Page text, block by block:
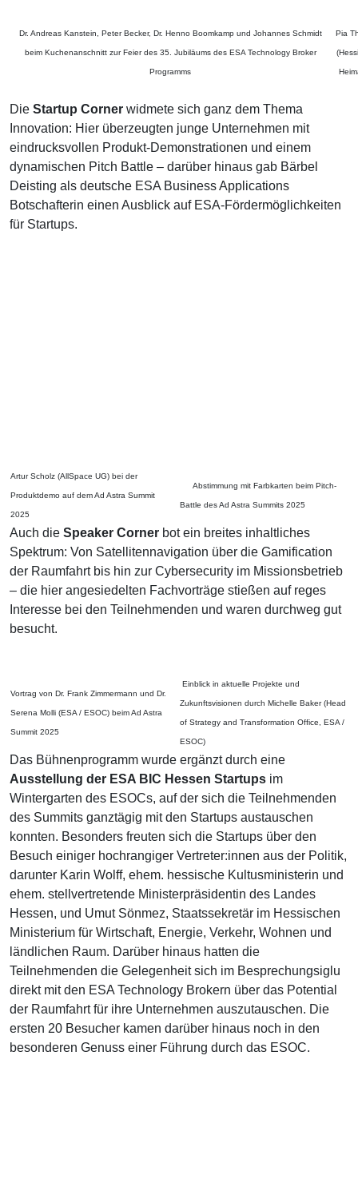
Dr. Andreas Kanstein, Peter Becker, Dr. Henno Boomkamp und Johannes Schmidt
beim Kuchenanschnitt zur Feier des 35. Jubiläums des ESA Technology Broker
Programms
Pia
Die Startup Corner widmete sich ganz dem Thema
Innovation: Hier überzeugten junge Unternehmen mit
eindrucksvollen Produkt-Demonstrationen und einem
dynamischen Pitch Battle – darüber hinaus gab Bärbel
Deisting als deutsche ESA Business Applications
Botschafterin einen Ausblick auf ESA-Fördermöglichkeiten
für Startups.
Artur Scholz (AllSpace UG) bei der
Produktdemo auf dem Ad Astra Summit
2025
Abstimmung mit Farbkarten beim Pitch-
Battle des Ad Astra Summits 2025
Auch die Speaker Corner bot ein breites inhaltliches
Spektrum: Von Satellitennavigation über die Gamification
der Raumfahrt bis hin zur Cybersecurity im Missionsbetrieb
– die hier angesiedelten Fachvorträge stießen auf reges
Interesse bei den Teilnehmenden und waren durchweg gut
besucht.
Vortrag von Dr. Frank Zimmermann und Dr.
Serena Molli (ESA / ESOC) beim Ad Astra
Summit 2025
Einblick in aktuelle Projekte und
Zukunftsvisionen durch Michelle Baker (Head
of Strategy and Transformation Office, ESA /
ESOC)
Das Bühnenprogramm wurde ergänzt durch eine
Ausstellung der ESA BIC Hessen Startups im
Wintergarten des ESOCs, auf der sich die Teilnehmenden
des Summits ganztägig mit den Startups austauschen
konnten. Besonders freuten sich die Startups über den
Besuch einiger hochrangiger Vertreter:innen aus der Politik,
darunter Karin Wolff, ehem. hessische Kultusministerin und
ehem. stellvertretende Ministerpräsidentin des Landes
Hessen, und Umut Sönmez, Staatssekretär im Hessischen
Ministerium für Wirtschaft, Energie, Verkehr, Wohnen und
ländlichen Raum. Darüber hinaus hatten die
Teilnehmenden die Gelegenheit sich im Besprechungsiglu
direkt mit den ESA Technology Brokern über das Potential
der Raumfahrt für ihre Unternehmen auszutauschen. Die
ersten 20 Besucher kamen darüber hinaus noch in den
besonderen Genuss einer Führung durch das ESOC.